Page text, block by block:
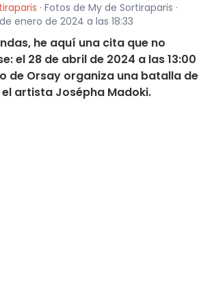
· Fotos de My de Sortiraparis ·
enero de 2024 a las 18:33
he aquí una cita que no
el 28 de abril de 2024 a las 13:00
de Orsay organiza una batalla de
artista Josépha Madoki.